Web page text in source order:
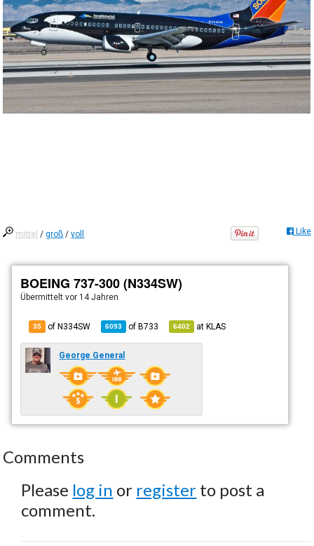
mittel /groß /voll Like
BOEING 737-300 (N334SW)
Übermitteltvor 14 Jahren
35 of N334SW 6093 ofB733 6402 atKLAS
George General
Comments
Please log in or register to post a
comment.